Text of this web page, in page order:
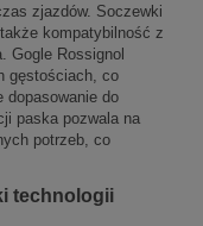
zjazdów. Soczewki
kompatybilność z
Gogle Rossignol
gęstościach, co
dopasowanie do
paska pozwala na
potrzeb, co
technologii